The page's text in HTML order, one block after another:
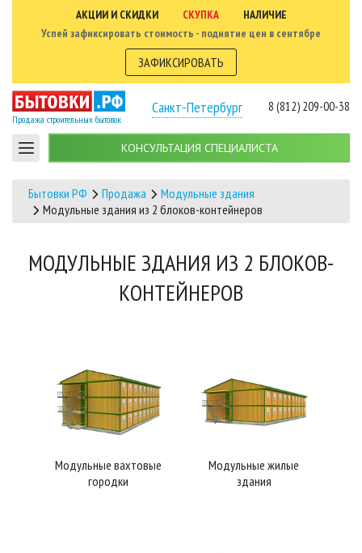
АКЦИИ И СКИДКИ СКУПКА
НАЛИЧИЕ
Успей зафиксировать стоимость - поднятие цен в сентябре
ЗАФИКСИРОВАТЬ
Продажа строительных бытовок
Санкт-Петербург 8 (812) 209-00-38
КОНСУЛЬТАЦИЯ СПЕЦИАЛИСТА
Бытовки РФ Продажа
Модульные здания
Модульные здания из 2 блоков-контейнеров
МОДУЛЬНЫЕ ЗДАНИЯ ИЗ 2 БЛОКОВ-
КОНТЕЙНЕРОВ
Модульные вахтовые
городки
Модульные жилые
здания